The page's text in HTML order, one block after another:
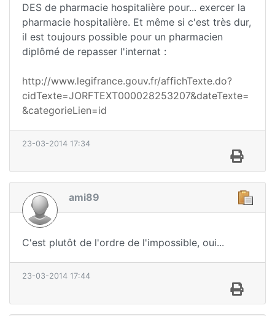
DES de pharmacie hospitalière pour... exercer la
pharmacie hospitalière. Et même si c'est très dur,
il est toujours possible pour un pharmacien
diplômé de repasser l'internat :
http://www.legifrance.gouv.fr/affichTexte.do?
cidTexte=JORFTEXT000028253207&dateTexte=
&categorieLien=id
23-03-2014 17:34
ami89
C'est plutôt de l'ordre de l'impossible, oui...
23-03-2014 17:44